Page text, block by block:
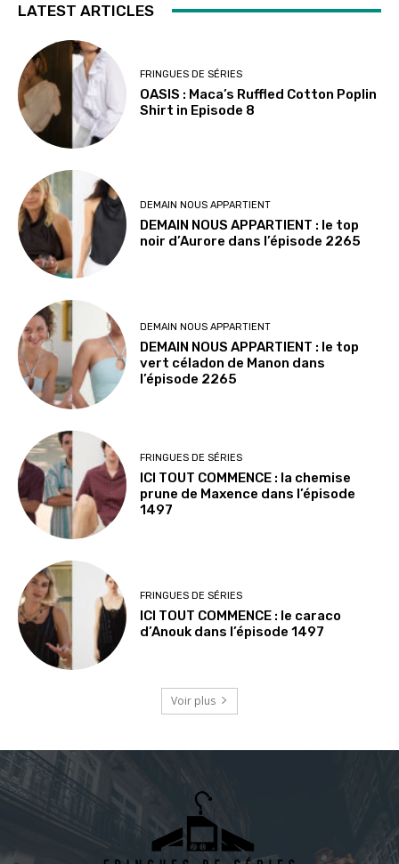
LATEST ARTICLES
FRINGUES DE SÉRIES
OASIS : Maca’s Ruffled Cotton Poplin
Shirt in Episode 8
DEMAIN NOUS APPARTIENT
DEMAIN NOUS APPARTIENT : le top
noir d’Aurore dans l’épisode 2265
DEMAIN NOUS APPARTIENT
DEMAIN NOUS APPARTIENT : le top
vert céladon de Manon dans
l’épisode 2265
FRINGUES DE SÉRIES
ICI TOUT COMMENCE : la chemise
prune de Maxence dans l’épisode
1497
FRINGUES DE SÉRIES
ICI TOUT COMMENCE : le caraco
d’Anouk dans l’épisode 1497
Voir plus